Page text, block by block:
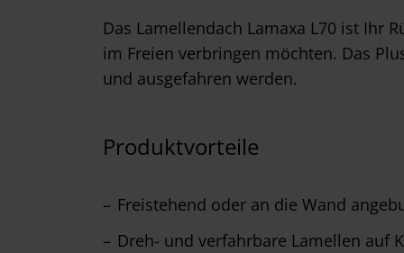
Das Lamellendach Lamaxa L70 ist Ihr
im Freien verbringen möchten. Das
und ausgefahren werden.
Produktvorteile
Freistehend oder an die Wand
Dreh- und verfahrbare Lamellen auf